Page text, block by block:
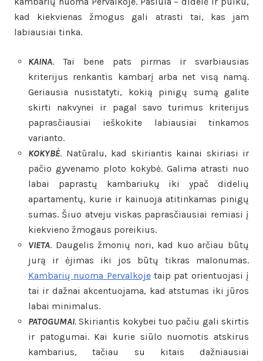
kad kiekvienas žmogus gali atrasti tai, kas jam
labiausiai tinka.
KAINA. Tai bene pats pirmas ir svarbiausias
kriterijus renkantis kambarį arba net visą namą.
Geriausia nusistatyti, kokią pinigų sumą galite
skirti nakvynei ir pagal savo turimus kriterijus
paprasčiausiai ieškokite labiausiai tinkamos
varianto.
KOKYBĖ. Natūralu, kad skiriantis kainai skiriasi ir
pačio gyvenamo ploto kokybė. Galima atrasti nuo
labai paprastų kambariukų iki ypač didelių
apartamentų, kurie ir kainuoja atitinkamas pinigų
sumas. Šiuo atveju viskas paprasčiausiai remiasi į
kiekvieno žmogaus poreikius.
VIETA. Daugelis žmonių nori, kad kuo arčiau būtų
jurą ir ėjimas iki jos būtų tikras malonumas.
Kambarių nuoma Pervalkojetaip pat orientuojasi į
tai ir dažnai akcentuojama, kad atstumas iki jūros
labai minimalus.
PATOGUMAI. Skiriantis kokybei tuo pačiu gali skirtis
ir patogumai. Kai kurie siūlo nuomotis atskirus
kambarius, tačiau su kitais dažniausiai